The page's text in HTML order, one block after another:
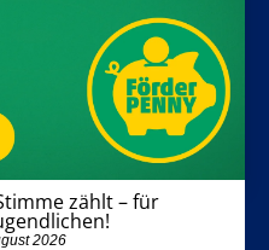
zählt – für
2026